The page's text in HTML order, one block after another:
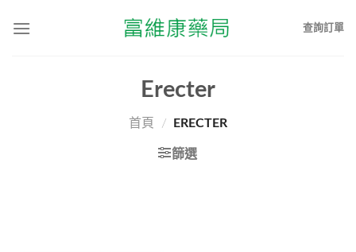
查詢訂單
Erecter
首頁 / ERECTER
篩選